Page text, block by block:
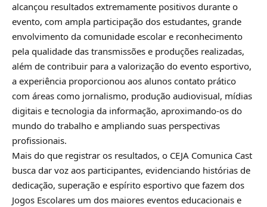
alcançou resultados extremamente positivos durante o
evento, com ampla participação dos estudantes, grande
envolvimento da comunidade escolar e reconhecimento
pela qualidade das transmissões e produções realizadas,
além de contribuir para a valorização do evento esportivo,
a experiência proporcionou aos alunos contato prático
com áreas como jornalismo, produção audiovisual, mídias
digitais e tecnologia da informação, aproximando-os do
mundo do trabalho e ampliando suas perspectivas
profissionais.
Mais do que registrar os resultados, o CEJA Comunica Cast
busca dar voz aos participantes, evidenciando histórias de
dedicação, superação e espírito esportivo que fazem dos
Jogos Escolares um dos maiores eventos educacionais e